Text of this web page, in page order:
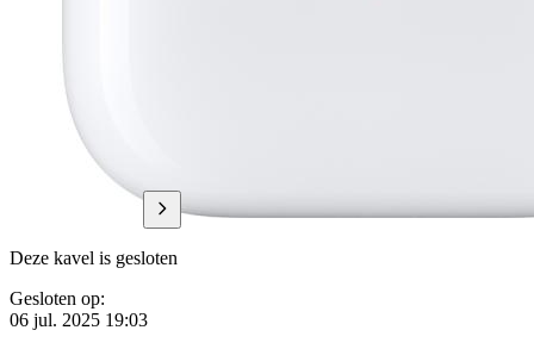
Deze kavel is gesloten
Gesloten op:
06 jul. 2025 19:03